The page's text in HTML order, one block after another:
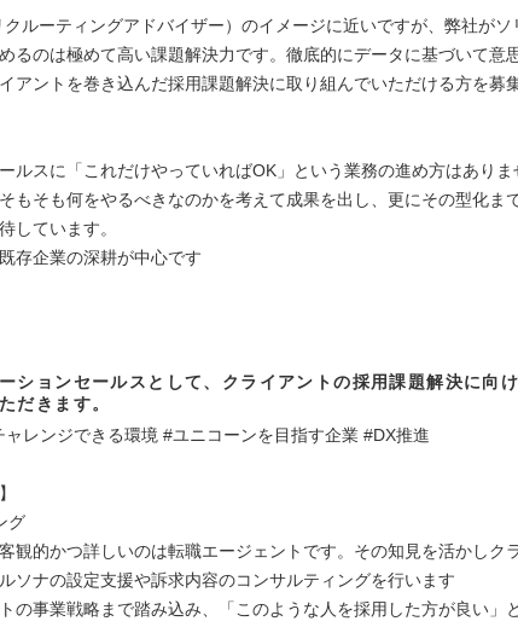
ルーティングアドバイザー）のイメージに近いですが、弊社がソ
るのは極めて高い課題解決力です。徹底的にデータに基づいて意
アントを巻き込んだ採用課題解決に取り組んでいただける方を募
ルスに「これだけやっていればOK」という業務の進め方はありま
もそも何をやるべきなのかを考えて成果を出し、更にその型化ま
しています。
存企業の深耕が中心です
ションセールスとして、クライアントの採用課題解決に向け
だきます。
レンジできる環境 #ユニコーンを目指す企業 #DX推進
グ
観的かつ詳しいのは転職エージェントです。その知見を活かしク
ソナの設定支援や訴求内容のコンサルティングを行います
の事業戦略まで踏み込み、「このような人を採用した方が良い」と